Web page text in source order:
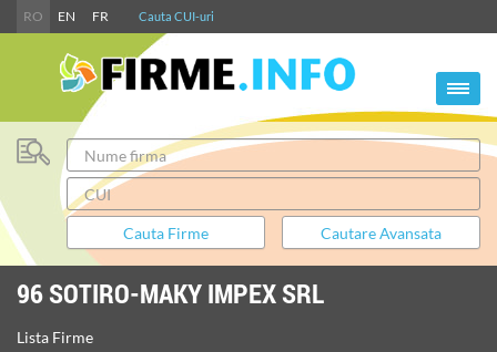
RO EN FR Cauta CUI-uri
96 SOTIRO-MAKY IMPEX SRL
Lista Firme